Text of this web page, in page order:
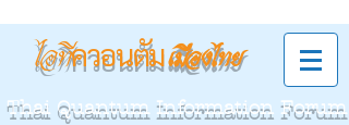
ไอทีควอนตัมเมืองไทย
Thai Quantum Information Forum